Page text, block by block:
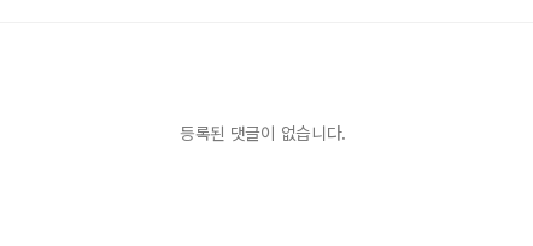
등록된 댓글이 없습니다.